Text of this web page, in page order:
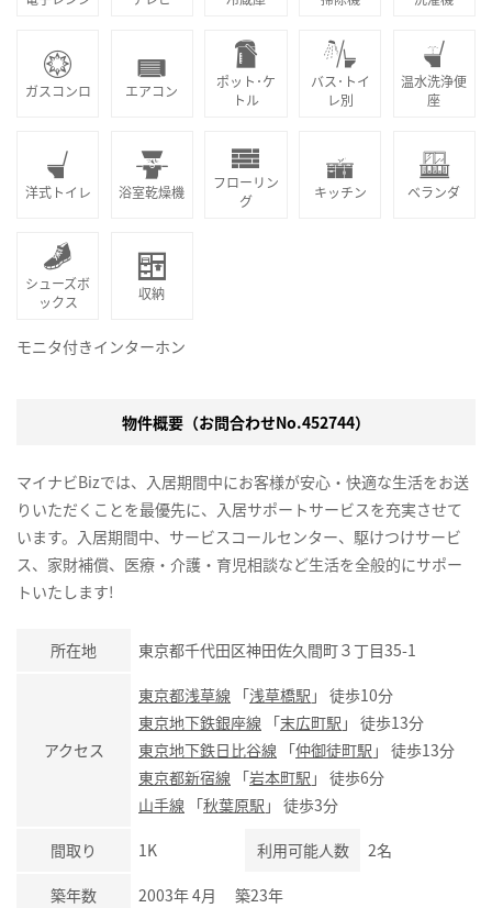
ガスコンロ エアコン
ポット･ケ
トル
バス･トイ
レ別
温水洗浄便
座
洋式トイレ 浴室乾燥機
フローリン
グ
キッチン ベランダ
シューズボ
ックス
収納
モニタ付きインターホン
物件概要（お問合わせNo.452744）
マイナビBizでは、入居期間中にお客様が安心・快適な生活をお送
りいただくことを最優先に、入居サポートサービスを充実させて
います。入居期間中、サービスコールセンター、駆けつけサービ
ス、家財補償、医療・介護・育児相談など生活を全般的にサポー
トいたします!
所在地 東京都千代田区神田佐久間町３丁目35-1
アクセス
東京都浅草線 「浅草橋駅 」 徒歩10分
東京地下鉄銀座線 「末広町駅 」 徒歩13分
東京地下鉄日比谷線 「仲御徒町駅 」 徒歩13分
東京都新宿線 「岩本町駅 」 徒歩6分
山手線 「秋葉原駅 」 徒歩3分
間取り 1K 利用可能人数 2名
築年数 2003年 4月 築23年